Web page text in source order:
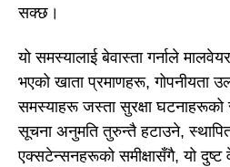
सक्छ।
यो समस्यालाई बेवास्ता गर्नाले
भएको खाता प्रमाणहरू, गोपनीयता
समस्याहरू जस्ता सुरक्षा
सूचना अनुमति तुरुन्तै हटाउने,
एक्सटेन्सनहरूको समीक्षासँगै, यो दुष्ट